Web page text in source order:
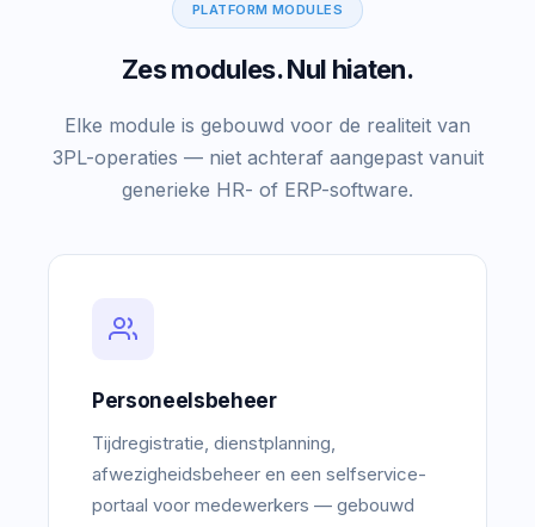
PLATFORM MODULES
Zes modules. Nul hiaten.
Elke module is gebouwd voor de realiteit van
3PL-operaties — niet achteraf aangepast vanuit
generieke HR- of ERP-software.
Personeelsbeheer
Tijdregistratie, dienstplanning,
afwezigheidsbeheer en een selfservice-
portaal voor medewerkers — gebouwd